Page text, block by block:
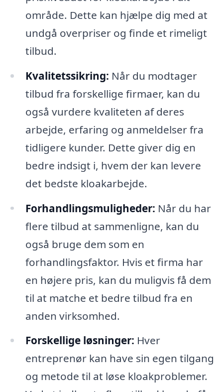
område. Dette kan hjælpe dig med at
undgå overpriser og finde et rimeligt
tilbud.
Kvalitetssikring: Når du modtager
tilbud fra forskellige firmaer, kan du
også vurdere kvaliteten af deres
arbejde, erfaring og anmeldelser fra
tidligere kunder. Dette giver dig en
bedre indsigt i, hvem der kan levere
det bedste kloakarbejde.
Forhandlingsmuligheder: Når du har
flere tilbud at sammenligne, kan du
også bruge dem som en
forhandlingsfaktor. Hvis et firma har
en højere pris, kan du muligvis få dem
til at matche et bedre tilbud fra en
anden virksomhed.
Forskellige løsninger: Hver
entreprenør kan have sin egen tilgang
og metode til at løse kloakproblemer.